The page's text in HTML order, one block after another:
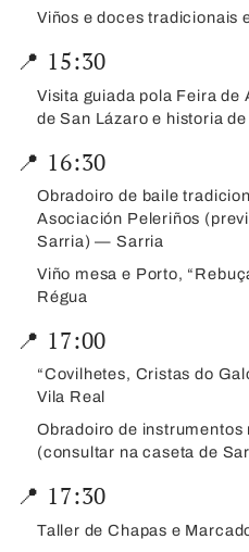
Viños e doces tradicionais
📍 15:30
Visita guiada pola Feira de
de San Lázaro e historia
📍 16:30
Obradoiro de baile
Asociación Peleriños
Sarria) — Sarria
Viño mesa e Porto,
Régua
📍 17:00
“Covilhetes, Cristas do
Vila Real
Obradoiro de instrumentos
(consultar na caseta de
📍 17:30
Taller de Chapas e